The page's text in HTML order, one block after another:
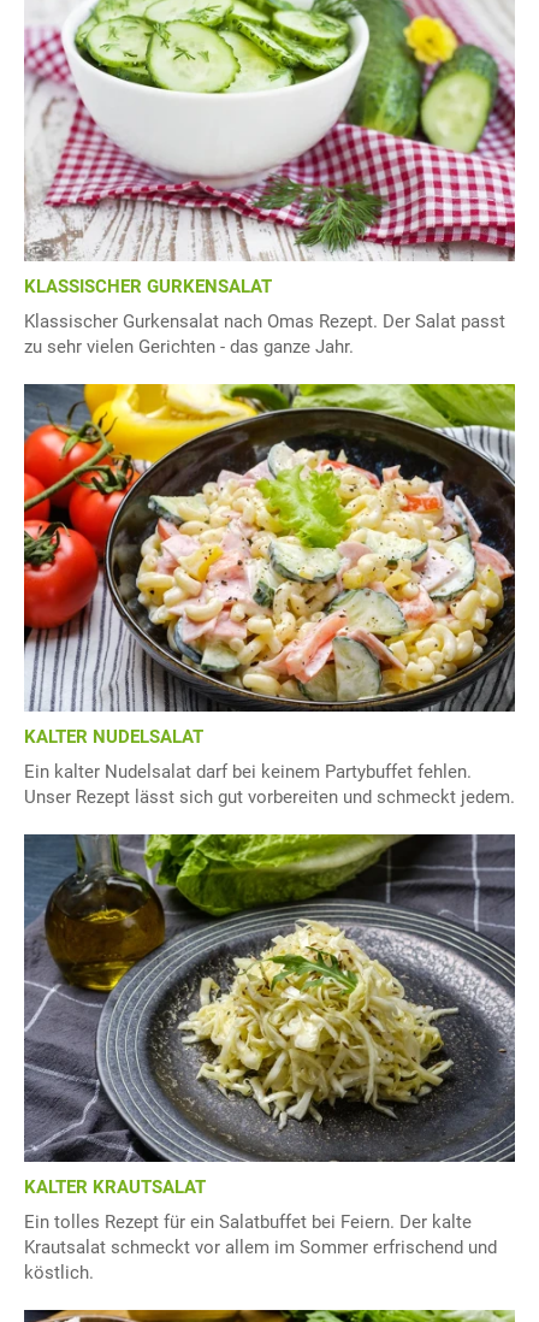
KLASSISCHER GURKENSALAT
Klassischer Gurkensalat nach Omas Rezept. Der Salat passt
zu sehr vielen Gerichten - das ganze Jahr.
KALTER NUDELSALAT
Ein kalter Nudelsalat darf bei keinem Partybuffet fehlen.
Unser Rezept lässt sich gut vorbereiten und schmeckt jedem.
KALTER KRAUTSALAT
Ein tolles Rezept für ein Salatbuffet bei Feiern. Der kalte
Krautsalat schmeckt vor allem im Sommer erfrischend und
köstlich.